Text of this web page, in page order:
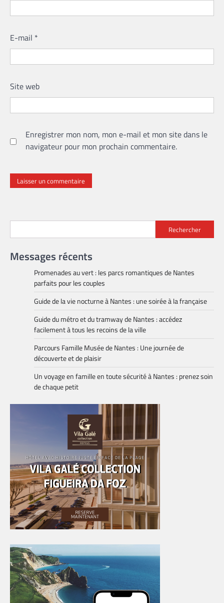
E-mail *
Site web
Enregistrer mon nom, mon e-mail et mon site dans le
navigateur pour mon prochain commentaire.
Rechercher
Messages récents
Promenades au vert : les parcs romantiques de Nantes
parfaits pour les couples
Guide de la vie nocturne à Nantes : une soirée à la française
Guide du métro et du tramway de Nantes : accédez
facilement à tous les recoins de la ville
Parcours Famille Musée de Nantes : Une journée de
découverte et de plaisir
Un voyage en famille en toute sécurité à Nantes : prenez soin
de chaque petit